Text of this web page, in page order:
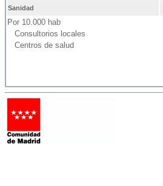
Sanidad
Por 10.000 hab
Consultorios locales
Centros de salud